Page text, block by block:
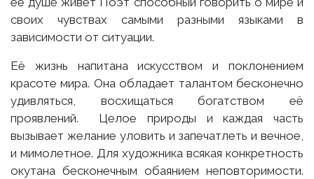
своих чувствах самыми разными языками в
зависимости от ситуации.
Её жизнь напитана искусством и поклонением
красоте мира. Она обладает талантом бесконечно
удивляться, восхищаться богатством её
проявлений. Целое природы и каждая часть
вызывает желание уловить и запечатлеть и вечное,
и мимолетное. Для художника всякая конкретность
окутана бесконечным обаянием неповторимости.